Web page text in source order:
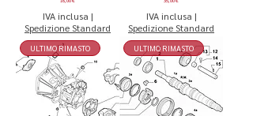
IVA inclusa |
Spedizione Standard
IVA inclusa |
Spedizione Standard
ULTIMO RIMASTO ULTIMO RIMASTO